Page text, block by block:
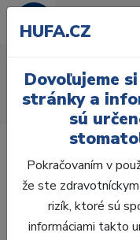
Úvod Ordinácia
Nástroje
Ručné
technika
HUFA.CZ
Dovoľujeme
stránky a
sú
Pokračovaním v
že ste
rizík, ktoré sú
informáciami takto